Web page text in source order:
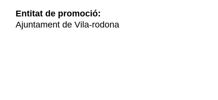
Entitat de promoció:
Ajuntament de Vila-rodona